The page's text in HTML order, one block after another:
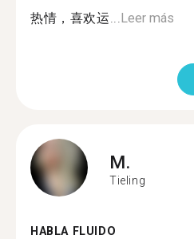
热情，喜欢运...Leer más
M.
Tieling
HABLA FLUIDO